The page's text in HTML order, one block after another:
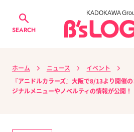
SEARCH
KADOKAWA
ホーム ニュース
イベント
『アニドルカラーズ』大阪で8/13より開催
ジナルメニューやノベルティの情報が公開！